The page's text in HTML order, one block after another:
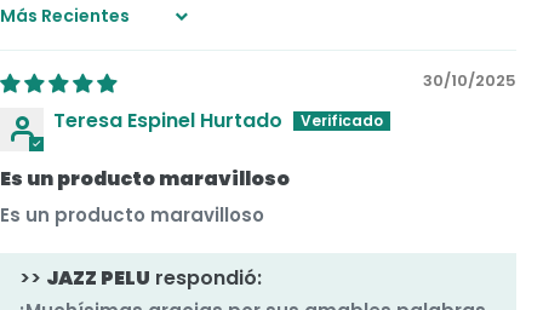
Sort by
30/10/2025
Teresa Espinel Hurtado
Es un producto maravilloso
Es un producto maravilloso
>> JAZZ PELU respondió: